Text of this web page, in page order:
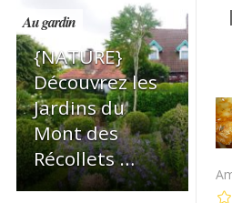
Au gardin
{NATURE}
Découvrez les
Jardins du
Mont des
Récollets …